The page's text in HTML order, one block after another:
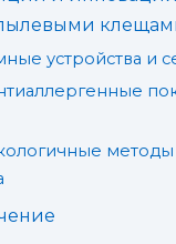
устройства и
методы